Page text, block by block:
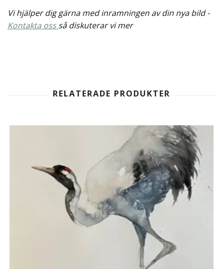
Vi hjälper dig gärna med inramningen av din nya bild -
Kontakta ossså diskuterar vi mer